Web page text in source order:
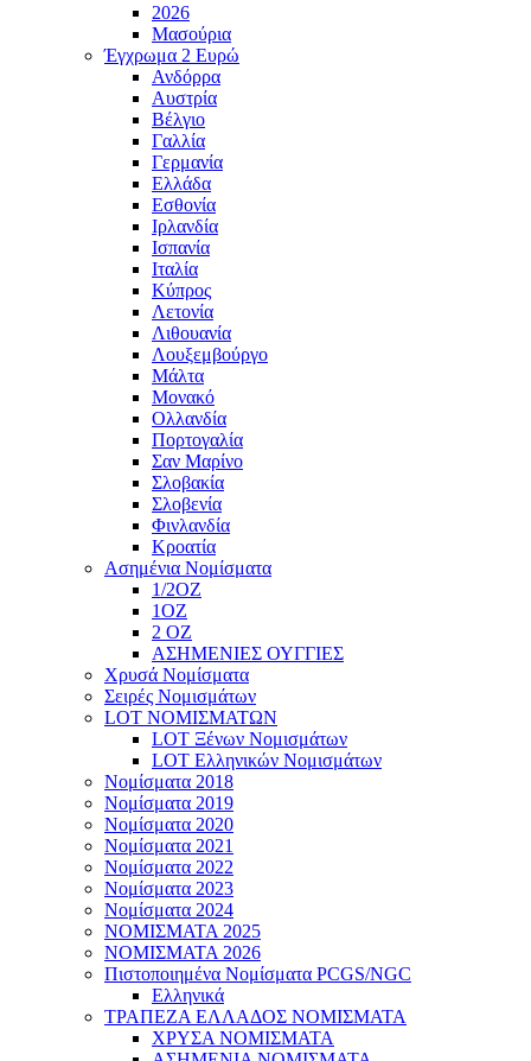
2026
Μασούρια
Έγχρωμα 2 Ευρώ
Ανδόρρα
Αυστρία
Βέλγιο
Γαλλία
Γερμανία
Ελλάδα
Εσθονία
Ιρλανδία
Ισπανία
Ιταλία
Κύπρος
Λετονία
Λιθουανία
Λουξεμβούργο
Μάλτα
Μονακό
Ολλανδία
Πορτογαλία
Σαν Μαρίνο
Σλοβακία
Σλοβενία
Φινλανδία
Κροατία
Ασημένια Νομίσματα
1/2ΟΖ
1ΟΖ
2 OZ
ΑΣΗΜΕΝΙΕΣ ΟΥΓΓΙΕΣ
Χρυσά Νομίσματα
Σειρές Νομισμάτων
LOT ΝΟΜΙΣΜΑΤΩΝ
LOT Ξένων Νομισμάτων
LOT Ελληνικών Νομισμάτων
Νομίσματα 2018
Νομίσματα 2019
Νομίσματα 2020
Νομίσματα 2021
Νομίσματα 2022
Νομίσματα 2023
Νομίσματα 2024
ΝΟΜΙΣΜΑΤΑ 2025
ΝΟΜΙΣΜΑΤΑ 2026
Πιστοποιημένα Νομίσματα PCGS/NGC
Ελληνικά
ΤΡΑΠΕΖΑ ΕΛΛΑΔΟΣ ΝΟΜΙΣΜΑΤΑ
ΧΡΥΣΑ ΝΟΜΙΣΜΑΤΑ